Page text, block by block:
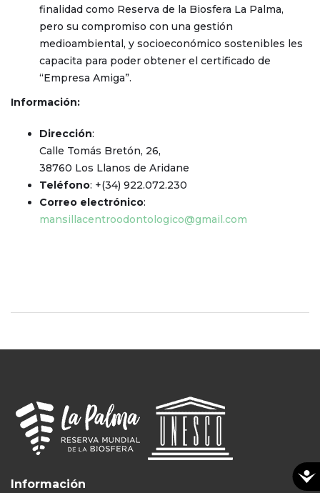
finalidad como Reserva de la Biosfera La Palma,
pero su compromiso con una gestión
medioambiental, y socioeconómico sostenibles les
capacita para poder obtener el certificado de
“Empresa Amiga”.
Información:
Dirección:
Calle Tomás Bretón, 26,
38760 Los Llanos de Aridane
Teléfono: +(34) 922.072.230
Correo electrónico:
mansillacentroodontologico@gmail.com
Información